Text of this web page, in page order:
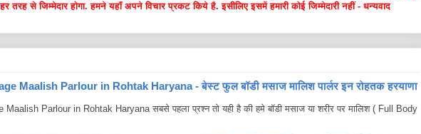
तरह से जिम्मेदार होगा. हमने यहाँ अपने विचार प्रकट किये है. इसीलिए इसमें हमारी कोई जिम्मेदारी नहीं - धन्यवाद
Maalish Parlour in Rohtak Haryana - बेस्ट फुल बॉडी मसाज मालिश पार्लर इन रोहतक हरयाणा
Parlour in Rohtak Haryana सबसे पहला प्रश्न तो यही है की हमे बॉडी मसाज या शरीर पर मालिश ( Full Body